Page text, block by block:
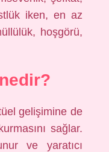
iken, en az
hoşgörü,
gelişimine de
sağlar.
ve yaratıcı